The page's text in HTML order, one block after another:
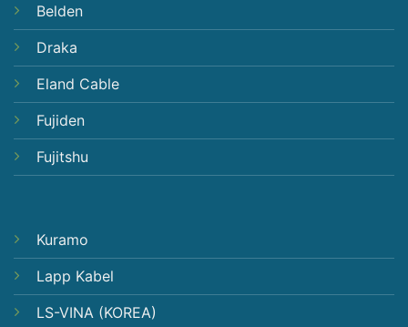
Belden
Draka
Eland Cable
Fujiden
Fujitshu
Kuramo
Lapp Kabel
LS-VINA (KOREA)